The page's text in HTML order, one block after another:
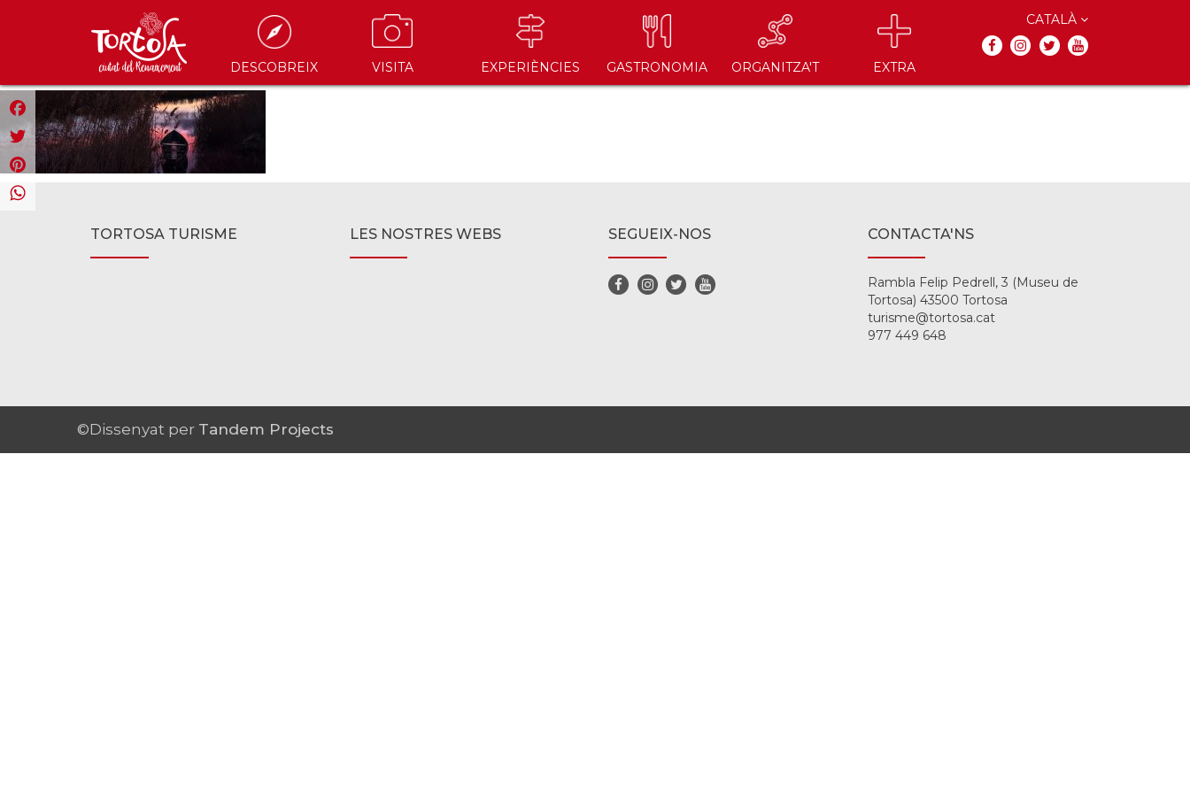
DESCOBREIX VISITA EXPERIÈNCIES GASTRONOMIA ORGANITZA'T EXTRA
CATALÀ
TORTOSA TURISME LES NOSTRES WEBS SEGUEIX-NOS CONTACTA'NS
Rambla Felip Pedrell, 3 (Museu de
Tortosa) 43500 Tortosa
turisme@tortosa.cat
977 449 648
©Dissenyat per Tandem Projects
Facebook
Twitter
Pinterest